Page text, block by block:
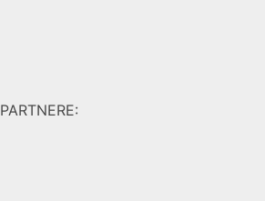
PARTNERE: